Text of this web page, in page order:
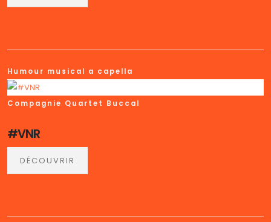
Humour musical a capella
Compagnie Quartet Buccal
#VNR
DÉCOUVRIR